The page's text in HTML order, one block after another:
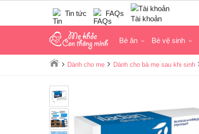
Tin tức FAQs
Tài khoản
Bé ăn Bé vệ sinh
Dành cho mẹ Dành cho bà mẹ sau khi sinh